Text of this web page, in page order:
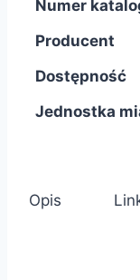
Numer
Producent
Dostępność
Jednostka
Opis